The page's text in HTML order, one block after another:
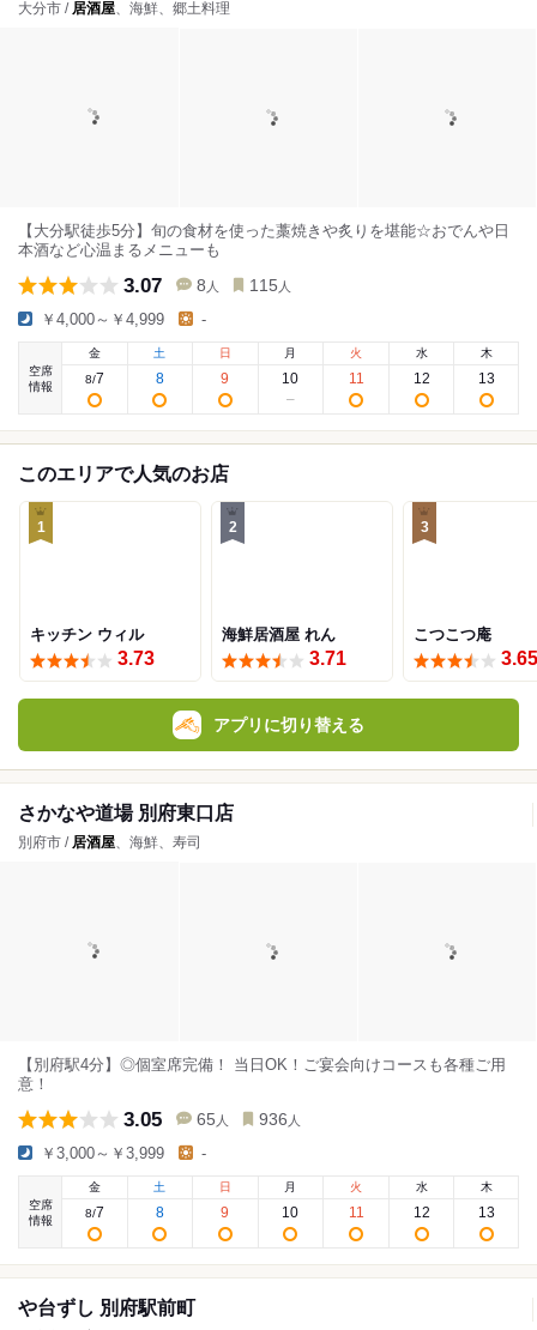
大分市 / 居酒屋、海鮮、郷土料理
【大分駅徒歩5分】旬の食材を使った藁焼きや炙りを堪能☆おでんや日
本酒など心温まるメニューも
3.07 8 人 115 人
￥4,000～￥4,999 -
空席
情報
金
8/7
土
8
日
9
月
10
火
11
水
12
木
13
このエリアで人気のお店
1
キッチン ウィル
3.73
2
海鮮居酒屋 れん
3.71
3
こつこつ庵
3.65
アプリに切り替える
さかなや道場 別府東口店
別府市 / 居酒屋、海鮮、寿司
【別府駅4分】◎個室席完備！ 当日OK！ご宴会向けコースも各種ご用
意！
3.05 65 人 936 人
￥3,000～￥3,999 -
空席
情報
金
8/7
土
8
日
9
月
10
火
11
水
12
木
13
や台ずし 別府駅前町